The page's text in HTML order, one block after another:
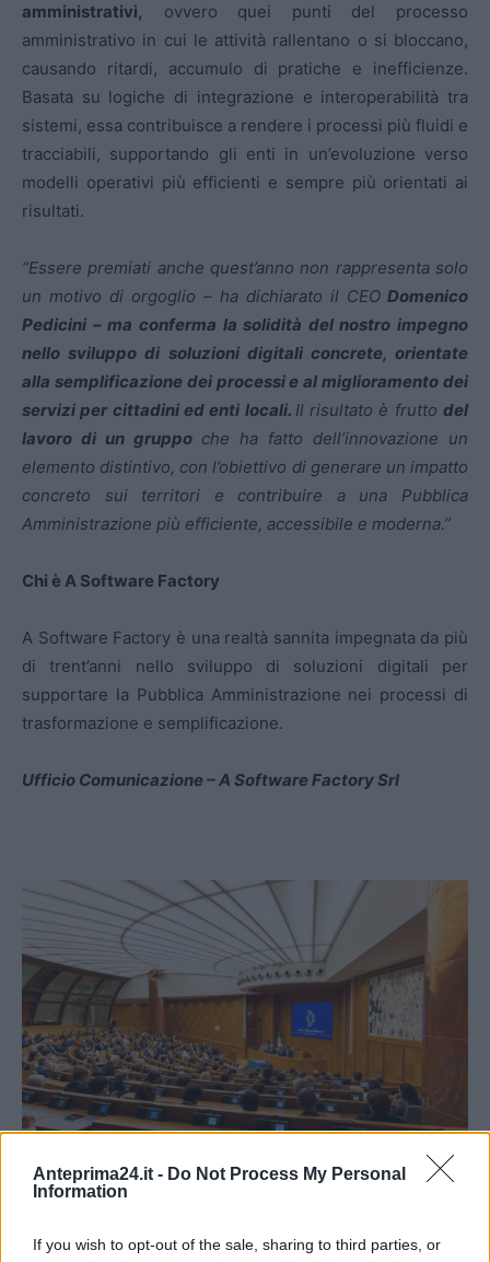
Anteprima24.it - Do Not Process My Personal
Information
If you wish to opt-out of the sale, sharing to third parties, or
amministrativi,
ovvero quei punti del processo
amministrativo in cui le attività rallentano o si bloccano,
causando ritardi, accumulo di pratiche e inefficienze.
Basata su logiche di integrazione e interoperabilità tra
sistemi, essa contribuisce a rendere i processi più fluidi e
tracciabili, supportando gli enti in un’evoluzione verso
modelli operativi più efficienti e sempre più orientati ai
risultati.
“Essere premiati anche quest’anno non rappresenta solo
un motivo di orgoglio – ha dichiarato il CEO Domenico
Pedicini – ma conferma la solidità del nostro impegno
nello sviluppo di soluzioni digitali concrete, orientate
alla semplificazione dei processi e al miglioramento dei
servizi per cittadini ed enti locali. Il risultato è fruttodel
lavoro di un gruppo che ha fatto dell’innovazione un
elemento distintivo, con l’obiettivo di generare un impatto
concreto sui territori e contribuire a una Pubblica
Amministrazione più efficiente, accessibile e moderna.”
Chi è A Software Factory
A Software Factory è una realtà sannita impegnata da più
di trent’anni nello sviluppo di soluzioni digitali per
supportare la Pubblica Amministrazione nei processi di
trasformazione e semplificazione.
Ufficio Comunicazione – A Software Factory Srl